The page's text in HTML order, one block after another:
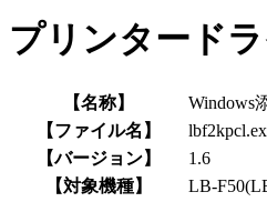
プリンタード
【名称】
Windows
【ファイル名】
【バージョン】
1.6
【対象機種】
LB-